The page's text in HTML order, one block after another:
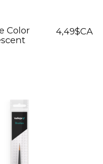
Color
4,49$CA